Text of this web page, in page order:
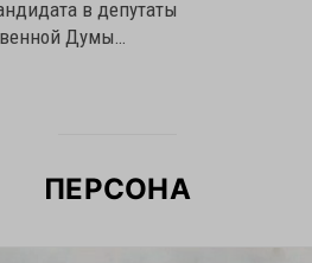
в депутаты
Думы…
ПЕРСОНА